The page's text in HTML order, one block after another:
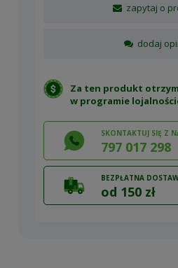
zapytaj o
dodaj
Za ten produkt
w programie
SKONTAKTUJ SIĘ Z
797 017 298
BEZPŁATNA
od 150 zł